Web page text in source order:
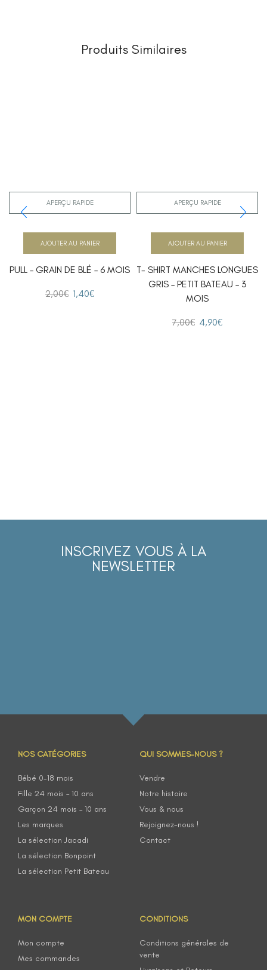
Produits Similaires
APERÇU RAPIDE
PULL – GRAIN DE BLÉ – 6 MOIS
2,00€ 1,40€
AJOUTER AU PANIER
APERÇU RAPIDE
T- SHIRT MANCHES LONGUES
GRIS – PETIT BATEAU – 3
MOIS
7,00€ 4,90€
AJOUTER AU PANIER
INSCRIVEZ VOUS À LA
NEWSLETTER
NOS CATÉGORIES
Bébé 0-18 mois
Fille 24 mois – 10 ans
Garçon 24 mois – 10 ans
Les marques
La sélection Jacadi
La sélection Bonpoint
La sélection Petit Bateau
QUI SOMMES-NOUS ?
Vendre
Notre histoire
Vous & nous
Rejoignez-nous !
Contact
MON COMPTE
Mon compte
Mes commandes
CONDITIONS
Conditions générales de
vente